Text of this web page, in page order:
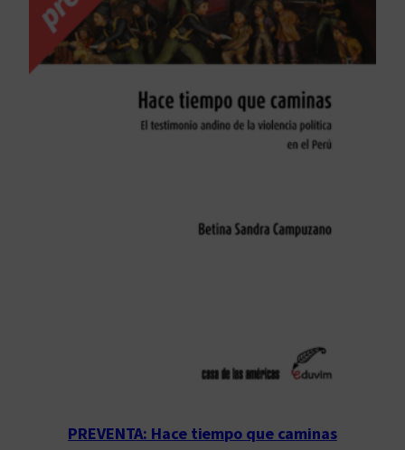
PREVENTA: Hace tiempo que caminas